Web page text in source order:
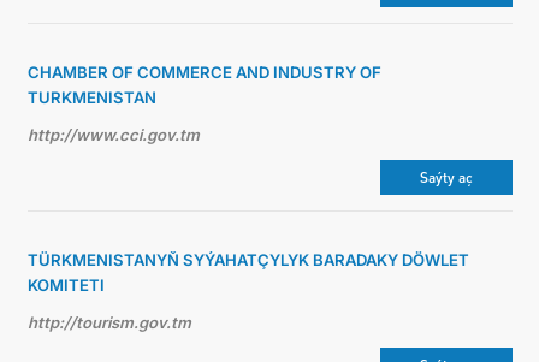
CHAMBER OF COMMERCE AND INDUSTRY OF
TURKMENISTAN
http://www.cci.gov.tm
Saýty aç
TÜRKMENISTANYŇ SYÝAHATÇYLYK BARADAKY DÖWLET
KOMITETI
http://tourism.gov.tm